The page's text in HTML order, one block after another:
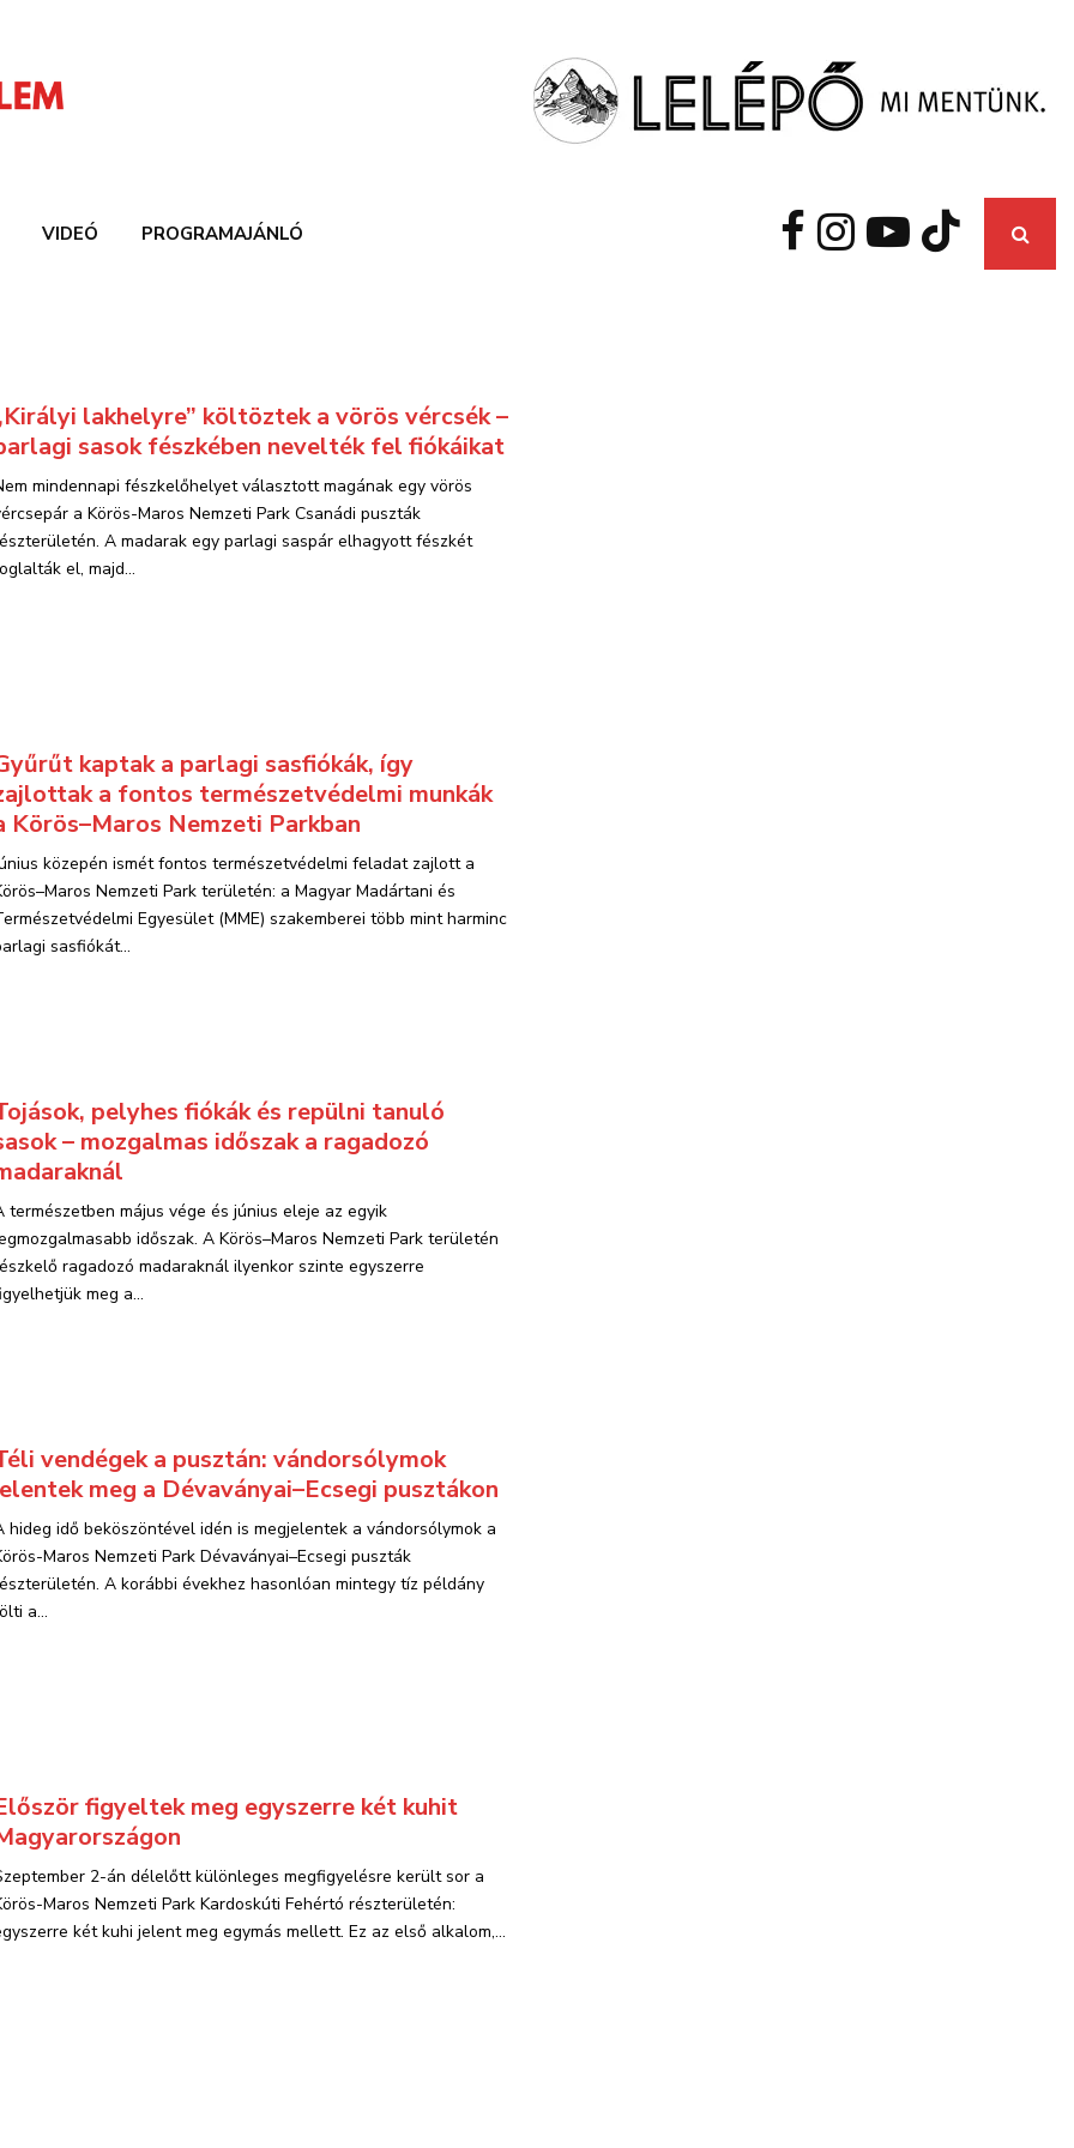
VIDEÓ PROGRAMAJÁNLÓ
lakhelyre” költöztek a vörös vércsék –
sasok fészkében nevelték fel fiókáikat
mindennapi fészkelőhelyet választott magának egy vörös
a Körös-Maros Nemzeti Park Csanádi puszták
A madarak egy parlagi saspár elhagyott fészkét
el, majd...
kaptak a parlagi sasfiókák, így
a fontos természetvédelmi munkák
Körös–Maros Nemzeti Parkban
közepén ismét fontos természetvédelmi feladat zajlott a
Nemzeti Park területén: a Magyar Madártani és
Egyesület (MME) szakemberei több mint harminc
sasfiókát...
pelyhes fiókák és repülni tanuló
– mozgalmas időszak a ragadozó
természetben május vége és június eleje az egyik
időszak. A Körös–Maros Nemzeti Park területén
ragadozó madaraknál ilyenkor szinte egyszerre
meg a...
vendégek a pusztán: vándorsólymok
meg a Dévaványai–Ecsegi pusztákon
hideg idő beköszöntével idén is megjelentek a vándorsólymok a
Maros Nemzeti Park Dévaványai–Ecsegi puszták
A korábbi évekhez hasonlóan mintegy tíz példány
a...
figyeltek meg egyszerre két kuhit
2-án délelőtt különleges megfigyelésre került sor a
Maros Nemzeti Park Kardoskúti Fehértó részterületén:
két kuhi jelent meg egymás mellett. Ez az első alkalom,...